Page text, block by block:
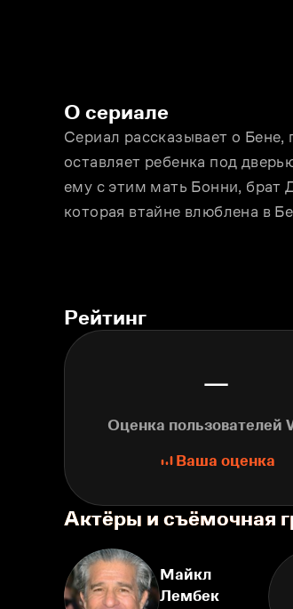
О сериале
Сериал рассказывает о
оставляет ребенка под
ему с этим мать Бонни, брат
которая втайне влюблена в
Рейтинг
—
Оценка пользователей
Ваша оценка
Актёры и съёмочная
Майкл
Лембек